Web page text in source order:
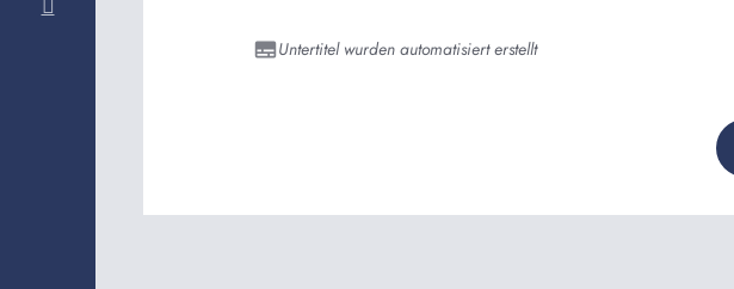
Untertitel wurden automatisiert erstellt